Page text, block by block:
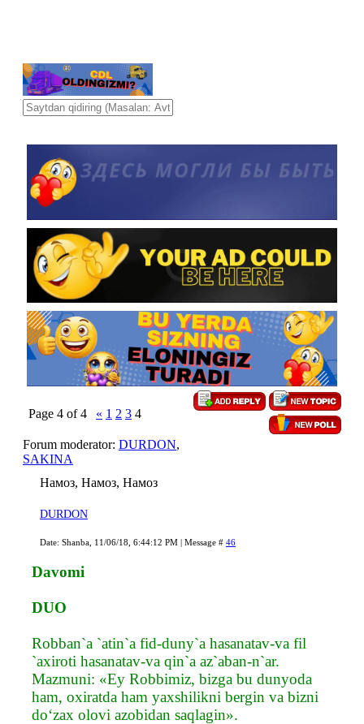
Page 4 of4 « 1 2 3 4
Forum moderator: DURDON,
SAKINA
Намоз, Намоз, Намоз
DURDON
Date: Shanba, 11/06/18, 6:44:12 PM | Message # 46
Davomi
DUO
Robban`a `atin`a fid-duny`a hasanatav-va fil
`axiroti hasanatav-va qin`a az`aban-n`ar.
Mazmuni: «Ey Robbimiz, bizga bu dunyoda
ham, oxiratda ham yaxshilikni bergin va bizni
do‘zax olovi azobidan saqlagin».